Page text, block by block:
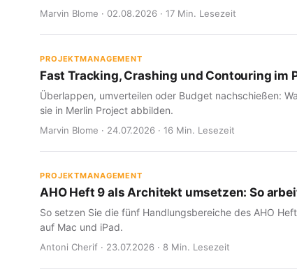
Marvin Blome · 02.08.2026 · 17 Min. Lesezeit
PROJEKTMANAGEMENT
Fast Tracking, Crashing und Contouring im
Überlappen, umverteilen oder Budget nachschießen:
sie in Merlin Project abbilden.
Marvin Blome · 24.07.2026 · 16 Min. Lesezeit
PROJEKTMANAGEMENT
AHO Heft 9 als Architekt umsetzen: So
So setzen Sie die fünf Handlungsbereiche des AHO
auf Mac und iPad.
Antoni Cherif · 23.07.2026 · 8 Min. Lesezeit